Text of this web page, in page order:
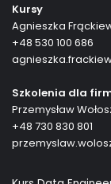
Kursy
Agnieszka
+48 530 100 686
Szkolenia dla
Przemysław
+48 730 830 801